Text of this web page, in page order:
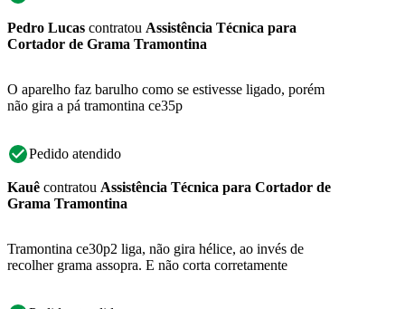
Pedro Lucas contratou Assistência Técnica para
Cortador de Grama Tramontina
O aparelho faz barulho como se estivesse ligado, porém
não gira a pá tramontina ce35p
Pedido atendido
Kauê contratou Assistência Técnica para Cortador de
Grama Tramontina
Tramontina ce30p2 liga, não gira hélice, ao invés de
recolher grama assopra. E não corta corretamente